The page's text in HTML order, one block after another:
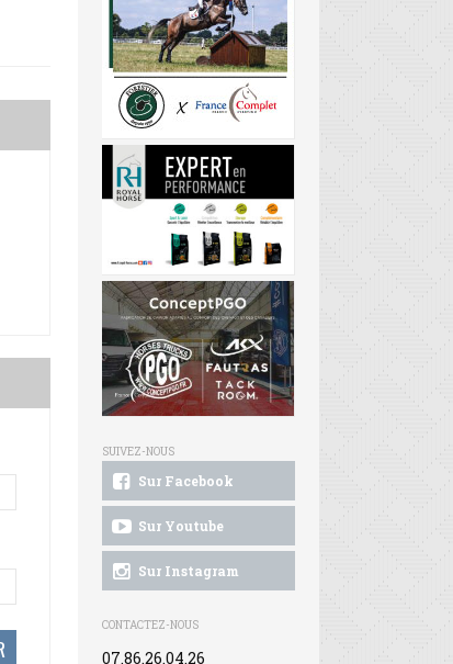
SUIVEZ-NOUS
Sur Facebook
Sur Youtube
Sur Instagram
CONTACTEZ-NOUS
07.86.26.04.26